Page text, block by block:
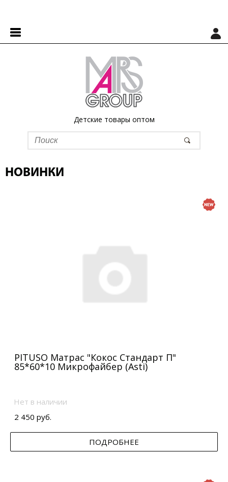
Детские товары оптом
НОВИНКИ
PITUSO Матрас "Кокос Стандарт П"
85*60*10 Микрофайбер (Asti)
Нет в наличии
2 450 руб.
ПОДРОБНЕЕ